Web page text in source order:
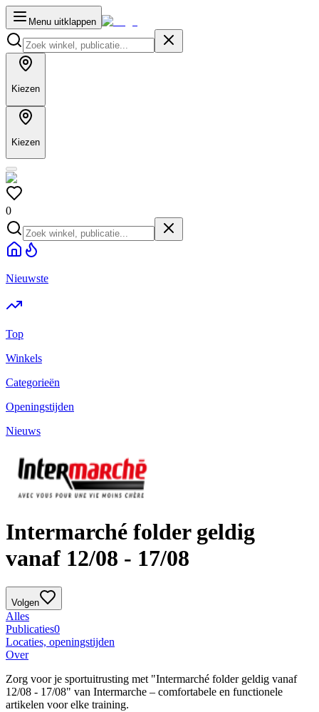
Menu uitklappen
Kiezen
Kiezen
0
Nieuwste
Top
Winkels
Categorieën
Openingstijden
Nieuws
Intermarché folder geldig
vanaf 12/08 - 17/08
Volgen
Alles
Publicaties0
Locaties, openingstijden
Over
Zorg voor je sportuitrusting met "Intermarché folder geldig vanaf
12/08 - 17/08" van Intermarche – comfortabele en functionele
artikelen voor elke training.